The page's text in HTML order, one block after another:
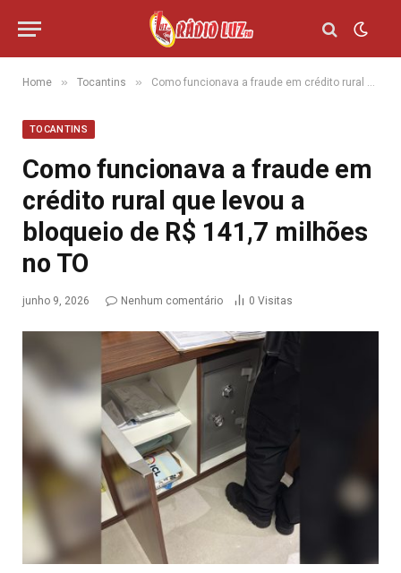
Home » Tocantins » Como funcionava a fraude em crédito rural que levou a bloqueio de R$ 141,7 milhões no TO
TOCANTINS
Como funcionava a fraude em
crédito rural que levou a
bloqueio de R$ 141,7 milhões
no TO
junho 9, 2026 Nenhum comentário 0 Visitas